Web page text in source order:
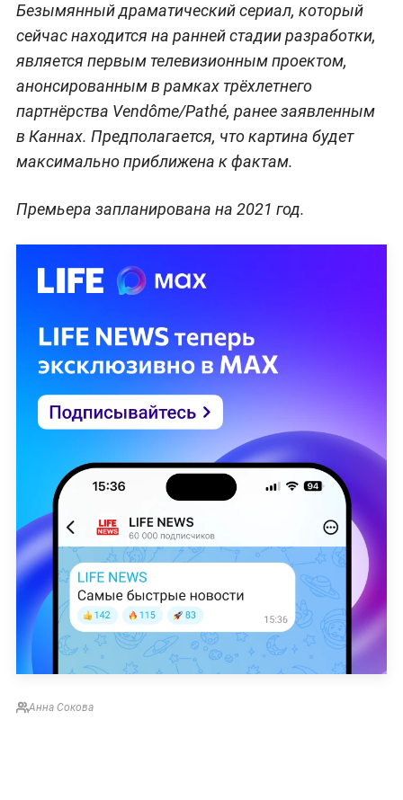
Безымянный драматический сериал, который
сейчас находится на ранней стадии разработки,
является первым телевизионным проектом,
анонсированным в рамках трёхлетнего
партнёрства Vendôme/Pathé, ранее заявленным
в Каннах. Предполагается, что картина будет
максимально приближена к фактам.
Премьера запланирована на 2021 год.
Анна Сокова